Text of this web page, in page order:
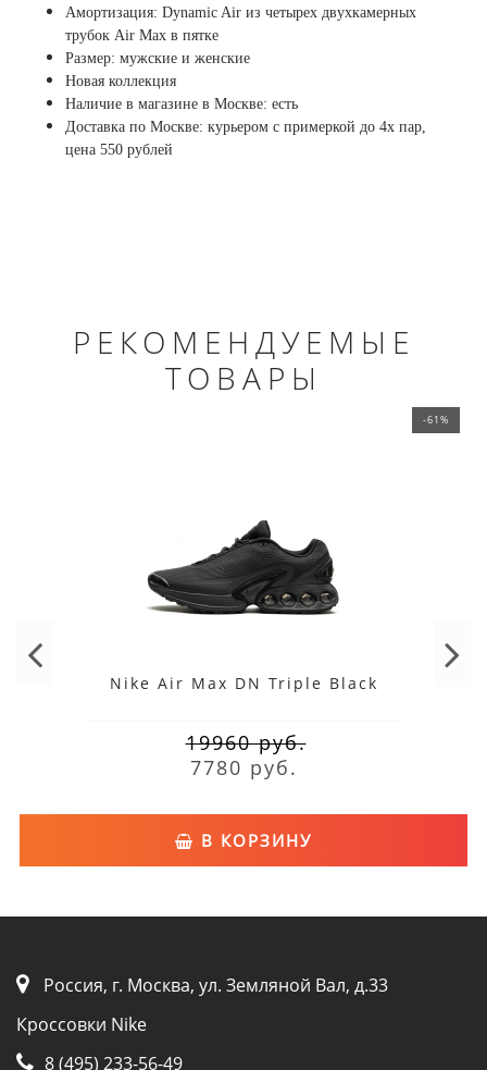
Амортизация: Dynamic Air из четырех двухкамерных
трубок Air Max в пятке
Размер: мужские и женские
Новая коллекция
Наличие в магазине в Москве: есть
Доставка по Москве: курьером с примеркой до 4х пар,
цена 550 рублей
РЕКОМЕНДУЕМЫЕ
ТОВАРЫ
-61%
Nike Air Max DN Triple Black
19960 руб.
7780 руб.
В КОРЗИНУ
Россия, г. Москва, ул. Земляной Вал, д.33
Кроссовки Nike
8 (495) 233-56-49